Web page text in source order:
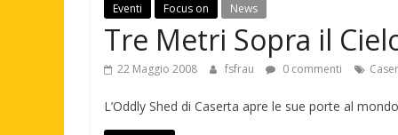
Eventi Focus on News
Tre Metri Sopra il
22 Maggio 2008 fsfrau 0 commenti
L’Oddly Shed di Caserta apre le sue porte al